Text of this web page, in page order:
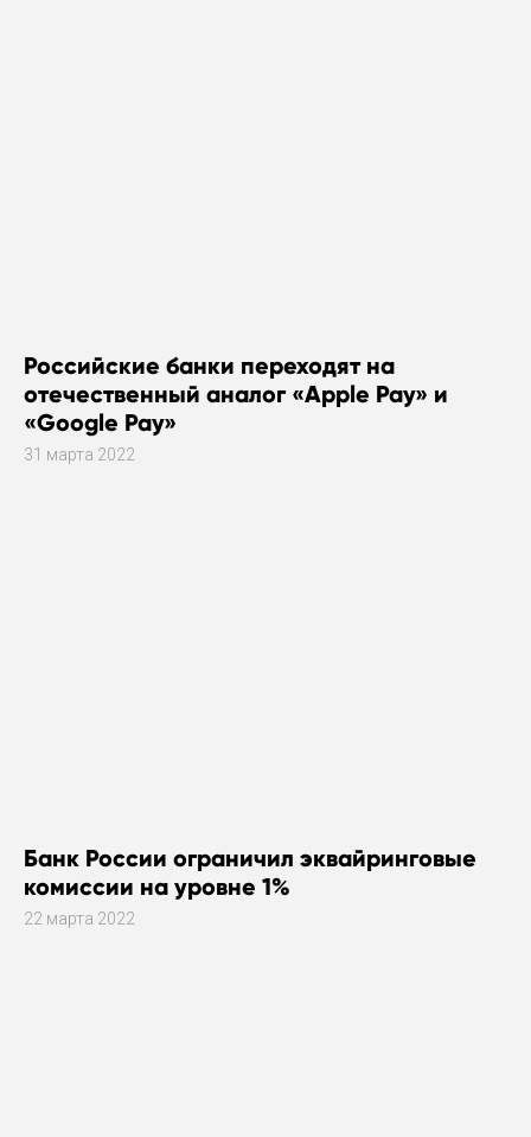
Российские банки переходят на
отечественный аналог «Apple Pay» и
«Google Pay»
31 марта 2022
Банк России ограничил эквайринговые
комиссии на уровне 1%
22 марта 2022